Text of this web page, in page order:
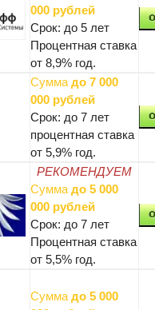
000 рублей
Срок: до 5 лет
Процентная ставка
от 8,9% год.
Сумма до 7 000
000 рублей
Срок: до 7 лет
процентная ставка
от 5,9% год.
РЕКОМЕНДУЕМ
Сумма до 5 000
000 рублей
Срок: до 7 лет
Процентная ставка
от 5,5% год.
Сумма до 5 000